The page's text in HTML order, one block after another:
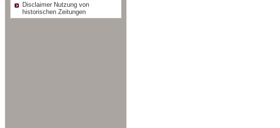
Disclaimer Nutzung von
historischen Zeitungen